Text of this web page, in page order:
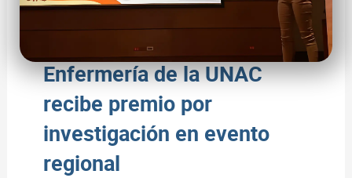
Enfermería de la UNAC
recibe premio por
investigación en evento
regional